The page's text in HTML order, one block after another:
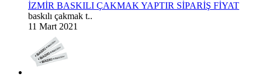
İZMİR BASKILI ÇAKMAK YAPTIR SİPARİŞ FİYAT
baskılı çakmak t..
11 Mart 2021